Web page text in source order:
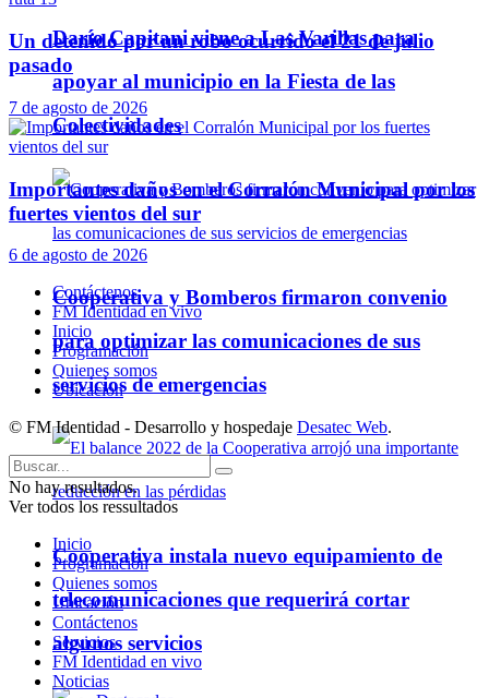
Darío Capitani viene a Las Varillas para
apoyar al municipio en la Fiesta de las
Colectividades
Cooperativa y Bomberos firmaron convenio
para optimizar las comunicaciones de sus
servicios de emergencias
Cooperativa instala nuevo equipamiento de
telecomunicaciones que requerirá cortar
algunos servicios
Un detenido por un robo ocurrido el 21 de julio
pasado
7 de agosto de 2026
Importantes daños en el Corralón Municipal por los
fuertes vientos del sur
6 de agosto de 2026
Contáctenos
FM Identidad en vivo
Inicio
Programación
Quienes somos
Ubicación
© FM Identidad - Desarrollo y hospedaje Desatec Web.
No hay resultados.
Ver todos los ressultados
Inicio
Programación
Quienes somos
Ubicación
Contáctenos
Servicios
FM Identidad en vivo
Noticias